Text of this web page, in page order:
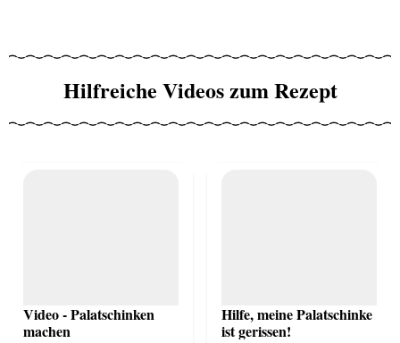
Hilfreiche Videos zum Rezept
Video - Palatschinken
machen
Hilfe, meine Palatschinke
ist gerissen!